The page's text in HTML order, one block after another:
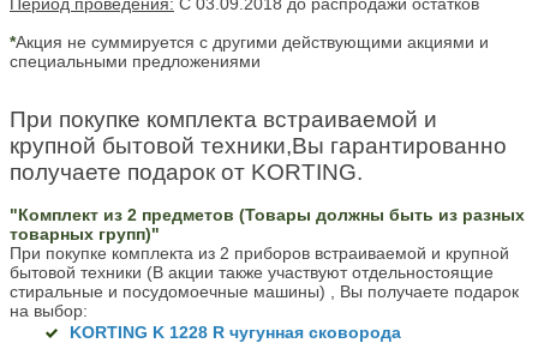
*Акция не суммируется с другими действующими акциями и
специальными предложениями
При покупке комплекта встраиваемой и
крупной бытовой техники,Вы гарантированно
получаете подарок от KORTING.
"Комплект из 2 предметов (Товары должны быть из разных
товарных групп)"
При покупке комплекта из 2 приборов встраиваемой и крупной
бытовой техники (В акции также участвуют отдельностоящие
стиральные и посудомоечные машины) , Вы получаете подарок
на выбор:
KORTING K 1228 R чугунная сковорода